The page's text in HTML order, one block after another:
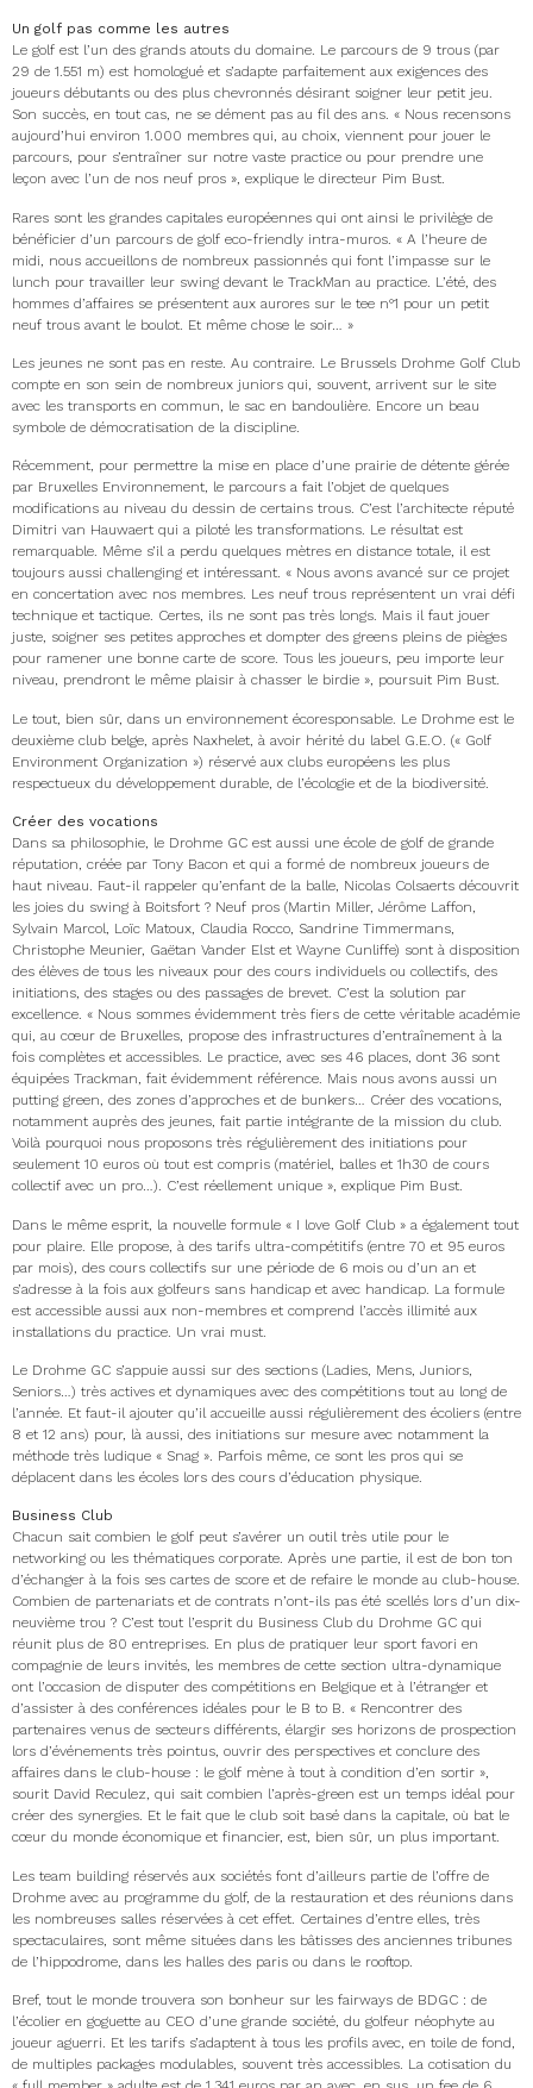
Un golf pas comme les autres
Le golf est l’un des grands atouts du domaine. Le parcours de 9 trous (par
29 de 1.551 m) est homologué et s’adapte parfaitement aux exigences des
joueurs débutants ou des plus chevronnés désirant soigner leur petit jeu.
Son succès, en tout cas, ne se dément pas au fil des ans. « Nous recensons
aujourd’hui environ 1.000 membres qui, au choix, viennent pour jouer le
parcours, pour s’entraîner sur notre vaste practice ou pour prendre une
leçon avec l’un de nos neuf pros », explique le directeur Pim Bust.
Rares sont les grandes capitales européennes qui ont ainsi le privilège de
bénéficier d’un parcours de golf eco-friendly intra-muros. « A l’heure de
midi, nous accueillons de nombreux passionnés qui font l’impasse sur le
lunch pour travailler leur swing devant le TrackMan au practice. L’été, des
hommes d’affaires se présentent aux aurores sur le tee n°1 pour un petit
neuf trous avant le boulot. Et même chose le soir… »
Les jeunes ne sont pas en reste. Au contraire. Le Brussels Drohme Golf Club
compte en son sein de nombreux juniors qui, souvent, arrivent sur le site
avec les transports en commun, le sac en bandoulière. Encore un beau
symbole de démocratisation de la discipline.
Récemment, pour permettre la mise en place d’une prairie de détente gérée
par Bruxelles Environnement, le parcours a fait l’objet de quelques
modifications au niveau du dessin de certains trous. C’est l’architecte réputé
Dimitri van Hauwaert qui a piloté les transformations. Le résultat est
remarquable. Même s’il a perdu quelques mètres en distance totale, il est
toujours aussi challenging et intéressant. « Nous avons avancé sur ce projet
en concertation avec nos membres. Les neuf trous représentent un vrai défi
technique et tactique. Certes, ils ne sont pas très longs. Mais il faut jouer
juste, soigner ses petites approches et dompter des greens pleins de pièges
pour ramener une bonne carte de score. Tous les joueurs, peu importe leur
niveau, prendront le même plaisir à chasser le birdie », poursuit Pim Bust.
Le tout, bien sûr, dans un environnement écoresponsable. Le Drohme est le
deuxième club belge, après Naxhelet, à avoir hérité du label G.E.O. (« Golf
Environment Organization ») réservé aux clubs européens les plus
respectueux du développement durable, de l’écologie et de la biodiversité.
Créer des vocations
Dans sa philosophie, le Drohme GC est aussi une école de golf de grande
réputation, créée par Tony Bacon et qui a formé de nombreux joueurs de
haut niveau. Faut-il rappeler qu’enfant de la balle, Nicolas Colsaerts découvrit
les joies du swing à Boitsfort ? Neuf pros (Martin Miller, Jérôme Laffon,
Sylvain Marcol, Loïc Matoux, Claudia Rocco, Sandrine Timmermans,
Christophe Meunier, Gaëtan Vander Elst et Wayne Cunliffe) sont à disposition
des élèves de tous les niveaux pour des cours individuels ou collectifs, des
initiations, des stages ou des passages de brevet. C’est la solution par
excellence. « Nous sommes évidemment très fiers de cette véritable académie
qui, au cœur de Bruxelles, propose des infrastructures d’entraînement à la
fois complètes et accessibles. Le practice, avec ses 46 places, dont 36 sont
équipées Trackman, fait évidemment référence. Mais nous avons aussi un
putting green, des zones d’approches et de bunkers… Créer des vocations,
notamment auprès des jeunes, fait partie intégrante de la mission du club.
Voilà pourquoi nous proposons très régulièrement des initiations pour
seulement 10 euros où tout est compris (matériel, balles et 1h30 de cours
collectif avec un pro…). C’est réellement unique », explique Pim Bust.
Dans le même esprit, la nouvelle formule « I love Golf Club » a également tout
pour plaire. Elle propose, à des tarifs ultra-compétitifs (entre 70 et 95 euros
par mois), des cours collectifs sur une période de 6 mois ou d’un an et
s’adresse à la fois aux golfeurs sans handicap et avec handicap. La formule
est accessible aussi aux non-membres et comprend l’accès illimité aux
installations du practice. Un vrai must.
Le Drohme GC s’appuie aussi sur des sections (Ladies, Mens, Juniors,
Seniors…) très actives et dynamiques avec des compétitions tout au long de
l’année. Et faut-il ajouter qu’il accueille aussi régulièrement des écoliers (entre
8 et 12 ans) pour, là aussi, des initiations sur mesure avec notamment la
méthode très ludique « Snag ». Parfois même, ce sont les pros qui se
déplacent dans les écoles lors des cours d’éducation physique.
Business Club
Chacun sait combien le golf peut s’avérer un outil très utile pour le
networking ou les thématiques corporate. Après une partie, il est de bon ton
d’échanger à la fois ses cartes de score et de refaire le monde au club-house.
Combien de partenariats et de contrats n’ont-ils pas été scellés lors d’un dix-
neuvième trou ? C’est tout l’esprit du Business Club du Drohme GC qui
réunit plus de 80 entreprises. En plus de pratiquer leur sport favori en
compagnie de leurs invités, les membres de cette section ultra-dynamique
ont l’occasion de disputer des compétitions en Belgique et à l’étranger et
d’assister à des conférences idéales pour le B to B. « Rencontrer des
partenaires venus de secteurs différents, élargir ses horizons de prospection
lors d’événements très pointus, ouvrir des perspectives et conclure des
affaires dans le club-house : le golf mène à tout à condition d’en sortir »,
sourit David Reculez, qui sait combien l’après-green est un temps idéal pour
créer des synergies. Et le fait que le club soit basé dans la capitale, où bat le
cœur du monde économique et financier, est, bien sûr, un plus important.
Les team building réservés aux sociétés font d’ailleurs partie de l’offre de
Drohme avec au programme du golf, de la restauration et des réunions dans
les nombreuses salles réservées à cet effet. Certaines d’entre elles, très
spectaculaires, sont même situées dans les bâtisses des anciennes tribunes
de l’hippodrome, dans les halles des paris ou dans le rooftop.
Bref, tout le monde trouvera son bonheur sur les fairways de BDGC : de
l’écolier en goguette au CEO d’une grande société, du golfeur néophyte au
joueur aguerri. Et les tarifs s’adaptent à tous les profils avec, en toile de fond,
de multiples packages modulables, souvent très accessibles. La cotisation du